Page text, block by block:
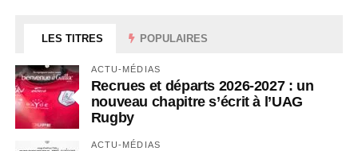
LES TITRES POPULAIRES
ACTU-MÉDIAS
Recrues et départs 2026-2027 : un
nouveau chapitre s’écrit à l’UAG
Rugby
ACTU-MÉDIAS